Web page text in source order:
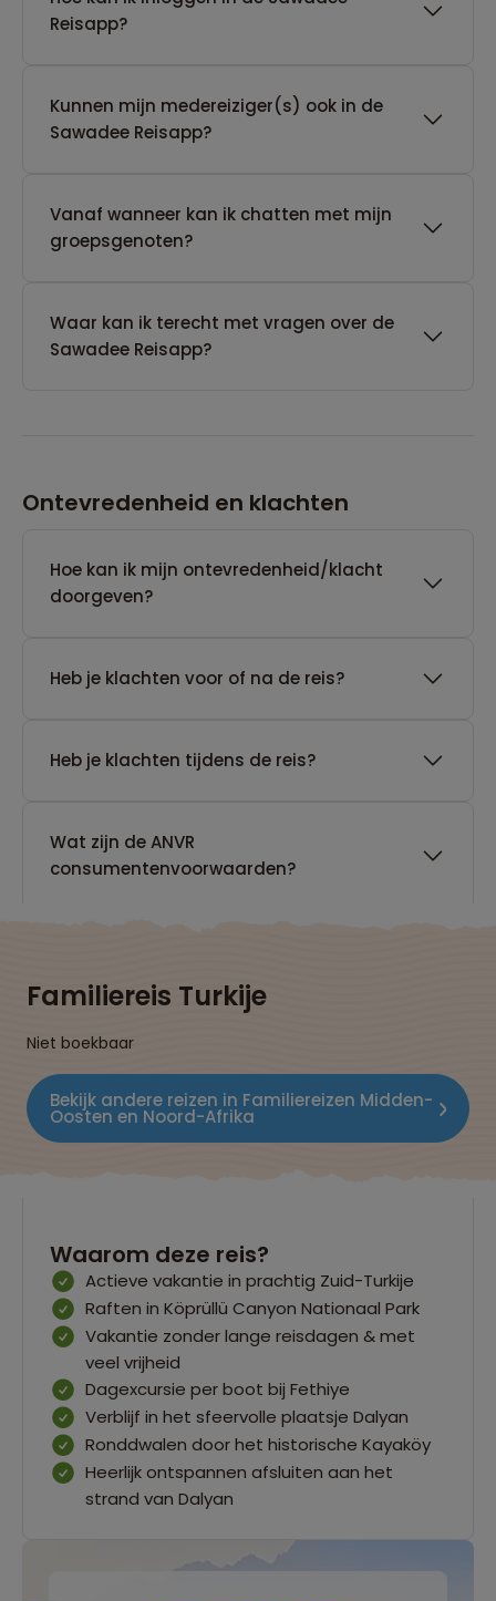
Reisapp?
Kunnen mijn medereiziger(s) ook in de
Sawadee Reisapp?
Vanaf wanneer kan ik chatten met mijn
groepsgenoten?
Waar kan ik terecht met vragen over de
Sawadee Reisapp?
Ontevredenheid en klachten
Hoe kan ik mijn ontevredenheid/klacht
doorgeven?
Heb je klachten voor of na de reis?
Heb je klachten tijdens de reis?
Wat zijn de ANVR
consumentenvoorwaarden?
Familiereis Turkije
Niet boekbaar
Bekijk andere reizen in Familiereizen Midden-
Oosten en Noord-Afrika
Waarom deze reis?
Actieve vakantie in prachtig Zuid-Turkije
Raften in Köprüllü Canyon Nationaal Park
Vakantie zonder lange reisdagen & met
veel vrijheid
Dagexcursie per boot bij Fethiye
Verblijf in het sfeervolle plaatsje Dalyan
Ronddwalen door het historische Kayaköy
Heerlijk ontspannen afsluiten aan het
strand van Dalyan